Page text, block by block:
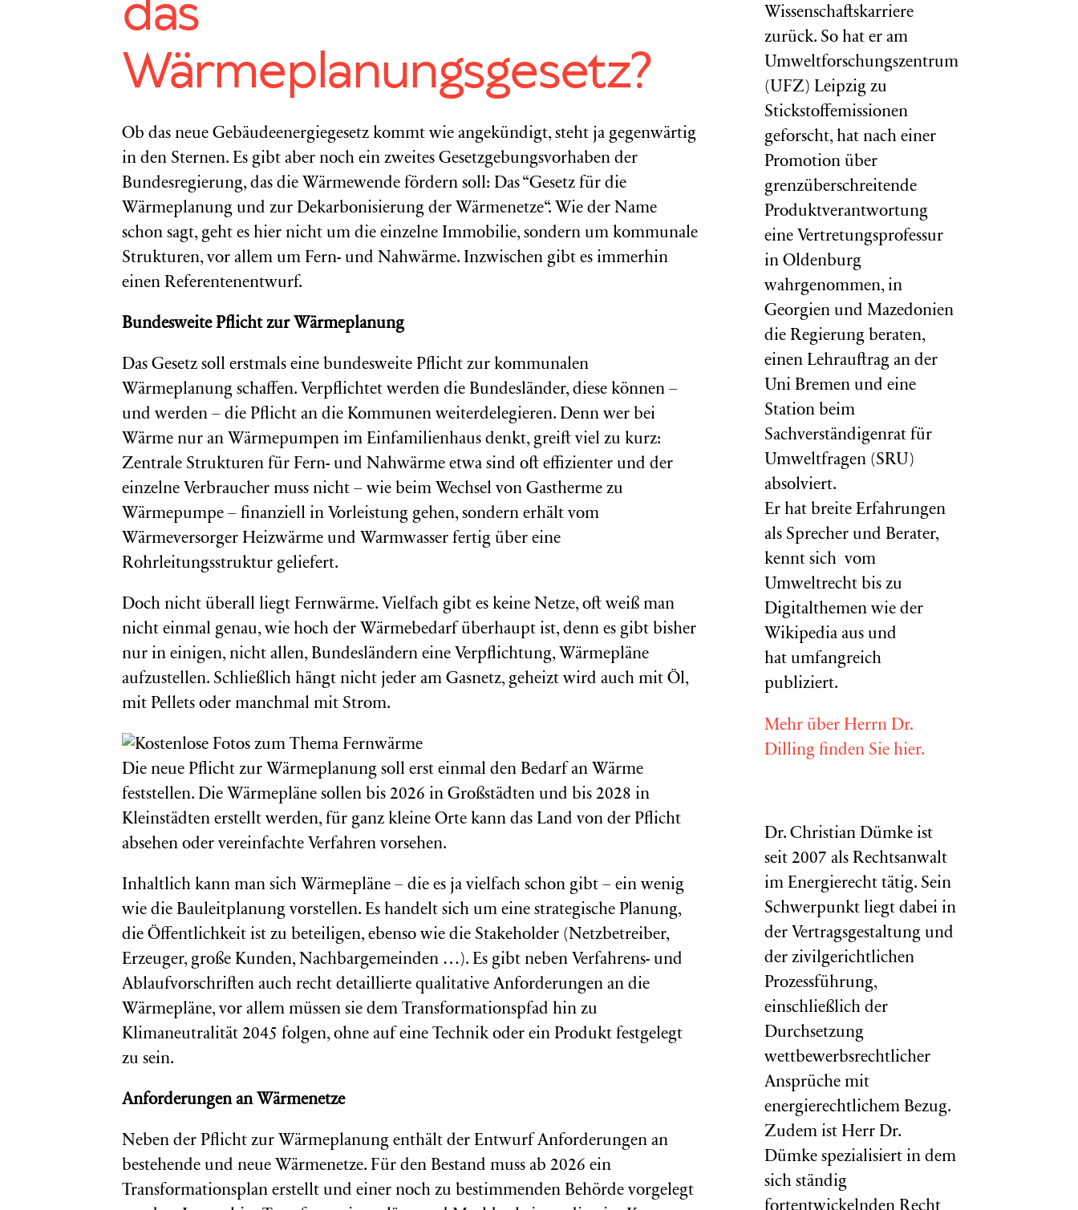
das
Wärmeplanungsgesetz?
Ob das neue Gebäudeenergiegesetz kommt wie angekündigt, steht ja gegenwärtig
in den Sternen. Es gibt aber noch ein zweites Gesetzgebungsvorhaben der
Bundesregierung, das die Wärmewende fördern soll: Das “Gesetz für die
Wärmeplanung und zur Dekarbonisierung der Wärmenetze“. Wie der Name
schon sagt, geht es hier nicht um die einzelne Immobilie, sondern um kommunale
Strukturen, vor allem um Fern- und Nahwärme. Inzwischen gibt es immerhin
einen Referentenentwurf.
Bundesweite Pflicht zur Wärmeplanung
Das Gesetz soll erstmals eine bundesweite Pflicht zur kommunalen
Wärmeplanung schaffen. Verpflichtet werden die Bundesländer, diese können –
und werden – die Pflicht an die Kommunen weiterdelegieren. Denn wer bei
Wärme nur an Wärmepumpen im Einfamilienhaus denkt, greift viel zu kurz:
Zentrale Strukturen für Fern- und Nahwärme etwa sind oft effizienter und der
einzelne Verbraucher muss nicht – wie beim Wechsel von Gastherme zu
Wärmepumpe – finanziell in Vorleistung gehen, sondern erhält vom
Wärmeversorger Heizwärme und Warmwasser fertig über eine
Rohrleitungsstruktur geliefert.
Doch nicht überall liegt Fernwärme. Vielfach gibt es keine Netze, oft weiß man
nicht einmal genau, wie hoch der Wärmebedarf überhaupt ist, denn es gibt bisher
nur in einigen, nicht allen, Bundesländern eine Verpflichtung, Wärmepläne
aufzustellen. Schließlich hängt nicht jeder am Gasnetz, geheizt wird auch mit Öl,
mit Pellets oder manchmal mit Strom.
Die neue Pflicht zur Wärmeplanung soll erst einmal den Bedarf an Wärme
feststellen. Die Wärmepläne sollen bis 2026 in Großstädten und bis 2028 in
Kleinstädten erstellt werden, für ganz kleine Orte kann das Land von der Pflicht
absehen oder vereinfachte Verfahren vorsehen.
Inhaltlich kann man sich Wärmepläne – die es ja vielfach schon gibt – ein wenig
wie die Bauleitplanung vorstellen. Es handelt sich um eine strategische Planung,
die Öffentlichkeit ist zu beteiligen, ebenso wie die Stakeholder (Netzbetreiber,
Erzeuger, große Kunden, Nachbargemeinden …). Es gibt neben Verfahrens- und
Ablaufvorschriften auch recht detaillierte qualitative Anforderungen an die
Wärmepläne, vor allem müssen sie dem Transformationspfad hin zu
Klimaneutralität 2045 folgen, ohne auf eine Technik oder ein Produkt festgelegt
zu sein.
Anforderungen an Wärmenetze
Neben der Pflicht zur Wärmeplanung enthält der Entwurf Anforderungen an
bestehende und neue Wärmenetze. Für den Bestand muss ab 2026 ein
Transformationsplan erstellt und einer noch zu bestimmenden Behörde vorgelegt
Wissenschaftskarriere
zurück. So hat er am
Umweltforschungszentrum
(UFZ) Leipzig zu
Stickstoffemissionen
geforscht, hat nach einer
Promotion über
grenzüberschreitende
Produktverantwortung
eine Vertretungsprofessur
in Oldenburg
wahrgenommen, in
Georgien und Mazedonien
die Regierung beraten,
einen Lehrauftrag an der
Uni Bremen und eine
Station beim
Sachverständigenrat für
Umweltfragen (SRU )
absolviert.
Er hat breite Erfahrungen
als Sprecher und Berater,
kennt sich vom
Umweltrecht bis zu
Digitalthemen wie der
Wikipedia aus und
hat umfangreich
publiziert.
Mehr über Herrn Dr.
Dilling finden Sie hier.
Dr. Christian Dümke ist
seit 2007 als Rechtsanwalt
im Energierecht tätig. Sein
Schwerpunkt liegt dabei in
der Vertragsgestaltung und
der zivilgerichtlichen
Prozessführung,
einschließlich der
Durchsetzung
wettbewerbsrechtlicher
Ansprüche mit
energierechtlichem Bezug.
Zudem ist Herr Dr.
Dümke spezialisiert in dem
sich ständig